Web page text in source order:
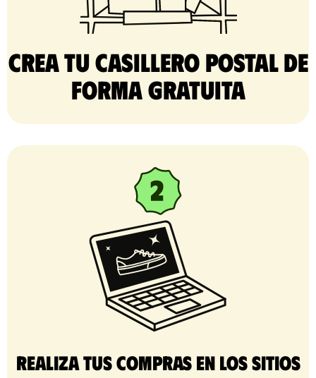
Crea tu casillero postal de
forma gratuita​
Realiza tus compras en los sitios